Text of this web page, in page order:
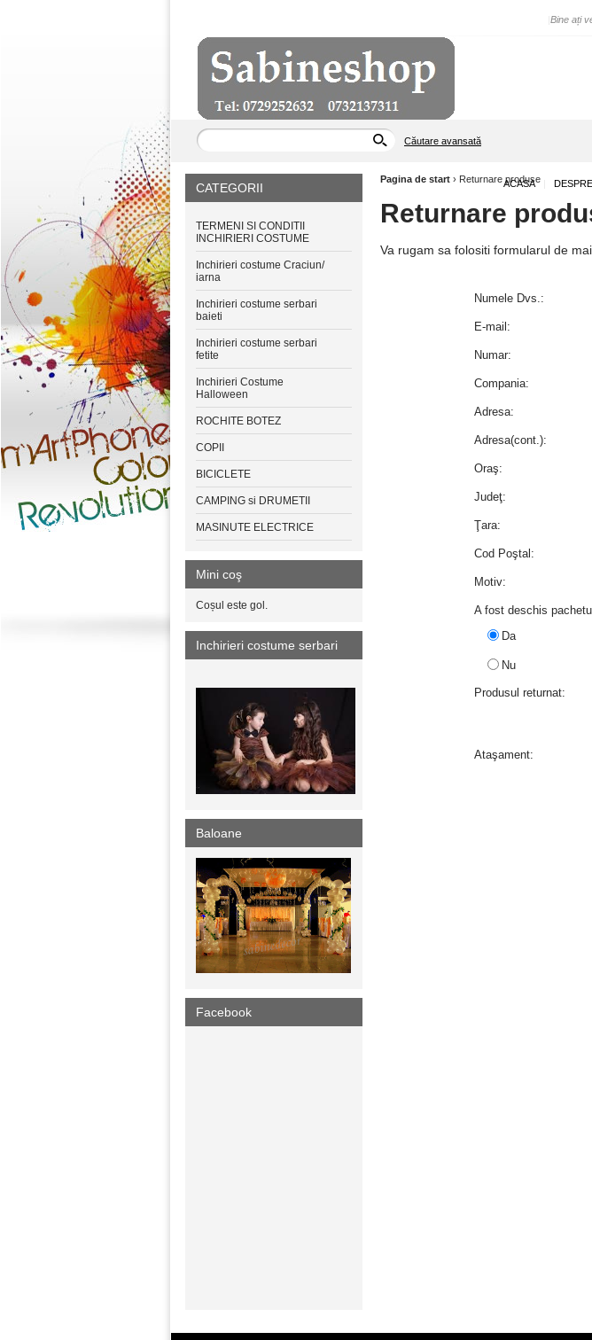
Bine ați
Căutare avansată
ACASA
CATEGORII
TERMENI SI CONDITII
INCHIRIERI COSTUME
Inchirieri costume Craciun/
iarna
Inchirieri costume serbari
baieti
Inchirieri costume serbari
fetite
Inchirieri Costume
Halloween
ROCHITE BOTEZ
COPII
BICICLETE
CAMPING si DRUMETII
MASINUTE ELECTRICE
Mini coş
Coșul este gol.
Inchirieri costume serbari
Baloane
Facebook
Pagina de start › Returnare produse
Returnare
Va rugam sa folositi formularul de
Numele Dvs.:
E-mail:
Numar:
Compania:
Adresa:
Adresa(cont.):
Oraş:
Judeţ:
Ţara:
Cod Poştal:
Motiv:
A fost deschis
Da
Nu
Produsul returnat:
Ataşament: